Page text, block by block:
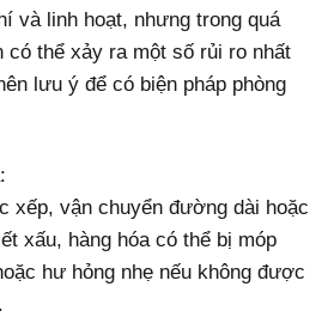
và linh hoạt, nhưng trong quá
có thể xảy ra một số rủi ro nhất
lưu ý để có biện pháp phòng
xếp, vận chuyển đường dài hoặc
xấu, hàng hóa có thể bị móp
hư hỏng nhẹ nếu không được